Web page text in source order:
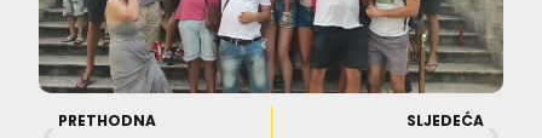
PRETHODNA SLJEDEĆA